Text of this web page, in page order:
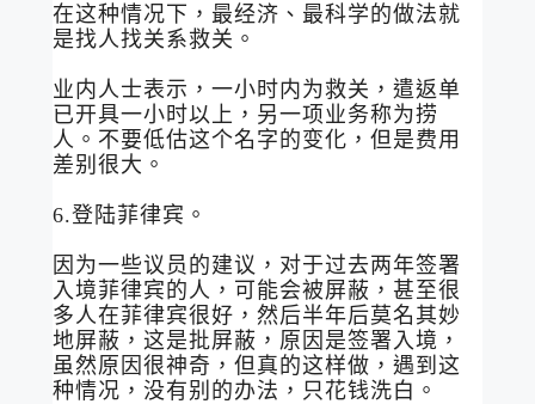
在这种情况下，最经济、最科学的做法就
是找人找关系救关。
业内人士表示，一小时内为救关，遣返单
已开具一小时以上，另一项业务称为捞
人。不要低估这个名字的变化，但是费用
差别很大。
6.登陆菲律宾。
因为一些议员的建议，对于过去两年签署
入境菲律宾的人，可能会被屏蔽，甚至很
多人在菲律宾很好，然后半年后莫名其妙
地屏蔽，这是批屏蔽，原因是签署入境，
虽然原因很神奇，但真的这样做，遇到这
种情况，没有别的办法，只花钱洗白。